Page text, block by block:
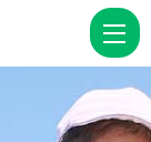
毎
月
第
３